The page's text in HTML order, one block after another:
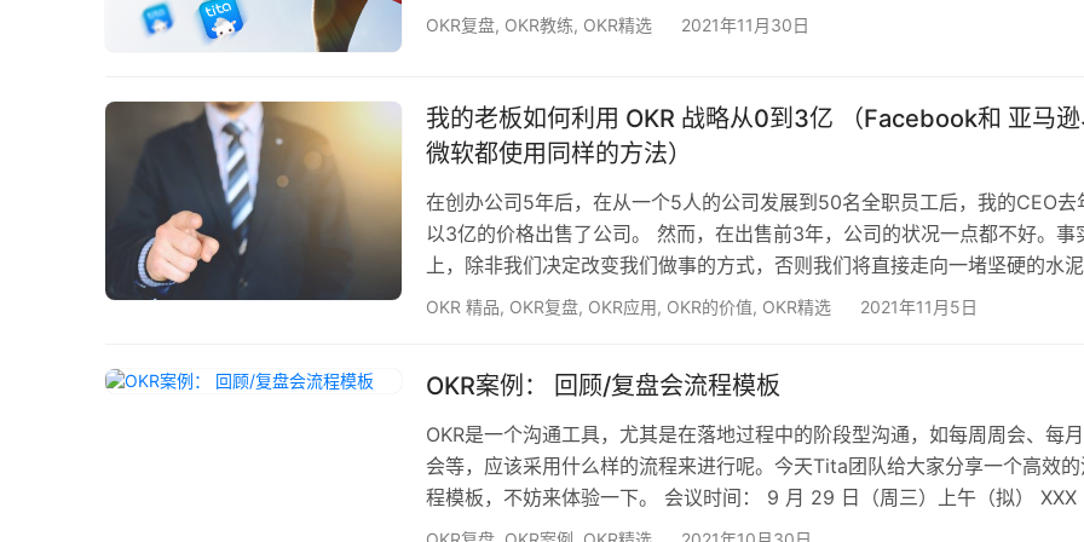
盘的整个过程中，很重要的一个主线是“问责”，问责的目的不是“奖惩”，而是要
不完美的地方，这正是OKR的奇妙之处。连续坚持的OKR执…
OKR复盘, OKR教练, OKR精选 2021年11月30日
我的老板如何利用 OKR 战略从0到3亿 （Facebook和 亚马逊
微软都使用同样的方法）
在创办公司5年后，在从一个5人的公司发展到50名全职员工后，我的CEO去
以3亿的价格出售了公司。 然而，在出售前3年，公司的状况一点都不好。事
上，除非我们决定改变我们做事的方式，否则我们将直接走向一堵坚硬的水泥
墙。我们失去了太多的客户，也没有签下新的客户，没有任何线索，而且我们
其目的是让每个人都了解各部门发生的事情。就在这个星期一，我们的首席执
官宣…
OKR 精品, OKR复盘, OKR应用, OKR的价值, OKR精选 2021年11月5日
OKR案例： 回顾/复盘会流程模板
OKR是一个沟通工具，尤其是在落地过程中的阶段型沟通，如每周周会、每
会等，应该采用什么样的流程来进行呢。今天Tita团队给大家分享一个高效
程模板，不妨来体验一下。 会议时间： 9 月 29 日（周三）上午（拟） XXX
议室，外埠同事请腾讯会议 ID：XXXXXX 接入 回顾/复盘流程的逻辑顺序： 1.